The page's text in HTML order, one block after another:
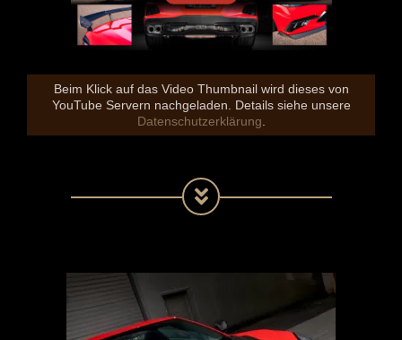
Beim Klick auf das Video Thumbnail wird dieses von
YouTube Servern nachgeladen. Details siehe unsere
Datenschutzerklärung